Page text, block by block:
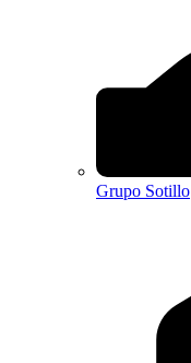
Grupo Sotillo